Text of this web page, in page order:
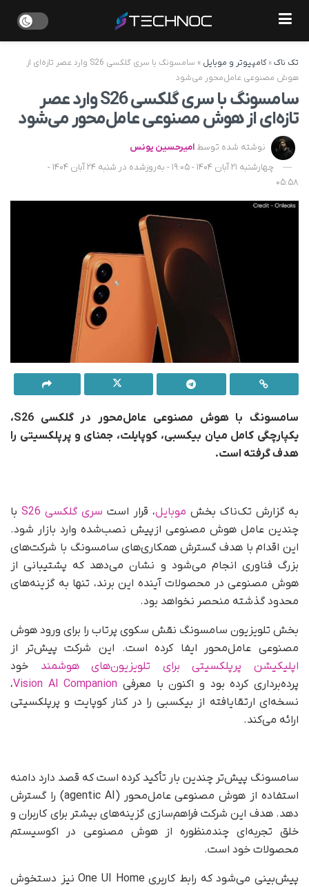
تک ناک»کامپیوتر و موبایل »
سامسونگ با سری گلکسی S26 وارد عصر تازه‌ای از
هوش مصنوعی عامل‌محور می‌شود
سامسونگ با سری گلکسی S26 وارد عصر
تازه‌ای از هوش مصنوعی عامل‌محور می‌شود
نوشته شده توسط امیرحسین یونس
چهارشنبه 21 آبان 1404 - 19:05 - به‌روزشده در شنبه 24 آبان 1404 -
05:58
سامسونگ با هوش مصنوعی عامل‌محور در گلکسی S26،
یکپارچگی کامل میان بیکسبی، کوپایلت، جمنای و پرپلکسیتی را
هدف گرفته است.
به گزارش تک‌ناک بخش موبایل، قرار است سری گلکسی S26
با
چندین عامل هوش مصنوعی ازپیش نصب‌شده وارد بازار شود.
این اقدام با هدف گسترش همکاری‌های سامسونگ با شرکت‌های
بزرگ فناوری انجام می‌شود و نشان می‌دهد که پشتیبانی از
هوش مصنوعی در محصولات آینده این برند، تنها به گزینه‌های
محدود گذشته منحصر نخواهد بود.
بخش تلویزیون سامسونگ نقش سکوی پرتاب را برای ورود هوش
مصنوعی عامل‌محور ایفا کرده است. این شرکت پیش‌تر از
اپلیکیشن پرپلکسیتی برای تلویزیون‌های هوشمند خود
پرده‌برداری کرده بود و اکنون با معرفی Vision AI Companion،
نسخه‌ای ارتقایافته از بیکسبی را در کنار کوپایت و پرپلکسیتی
ارائه می‌کند.
سامسونگ پیش‌تر چندین بار تأکید کرده است که قصد دارد دامنه
استفاده از هوش مصنوعی عامل‌‌محور (agentic AI) را گسترش
دهد. هدف این شرکت فراهم‌سازی گزینه‌های بیشتر برای کاربران و
خلق تجربه‌ای چندمنظوره از هوش مصنوعی در اکوسیستم
محصولات خود است.
پیش‌بینی می‌شود که رابط کاربری One UI Home نیز دستخوش